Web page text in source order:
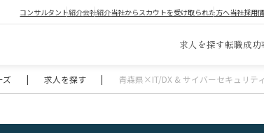
コンサルタント紹介会社紹介当社からスカウトを受け取られた方へ当社採用
求人を探す転職成功
ズ | 求人を探す | 青森県×IT/DX & サイバーセキュリテ